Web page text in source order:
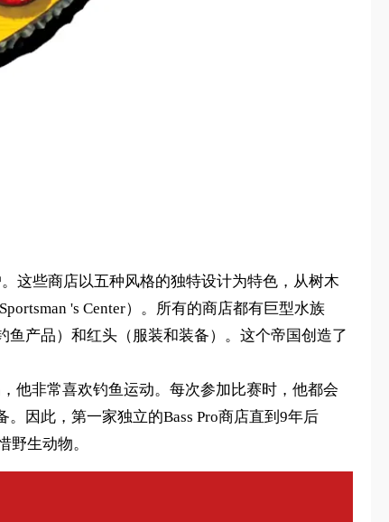
这些商店以五种风格的独特设计为特色，从树木
's Center）。所有的商店都有巨型水族
产品）和红头（服装和装备）。这个帝国创造了
他非常喜欢钓鱼运动。每次参加比赛时，他都会
因此，第一家独立的Bass Pro商店直到9年后
野生动物。